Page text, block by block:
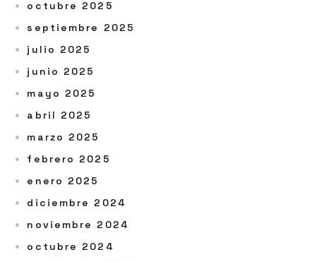
octubre 2025
septiembre 2025
julio 2025
junio 2025
mayo 2025
abril 2025
marzo 2025
febrero 2025
enero 2025
diciembre 2024
noviembre 2024
octubre 2024